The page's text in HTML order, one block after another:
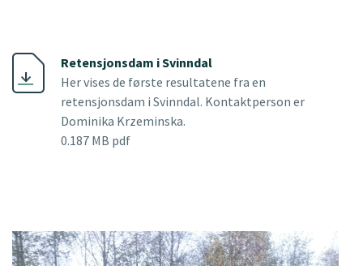
Retensjonsdam i Svinndal
Her vises de første resultatene fra en
retensjonsdam i Svinndal. Kontaktperson er
Dominika Krzeminska.
0.187 MB pdf